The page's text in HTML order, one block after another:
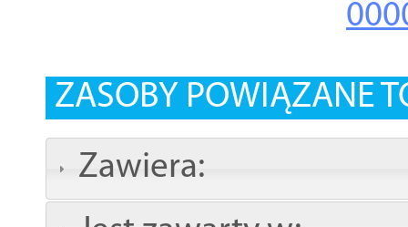
ZASOBY POWIĄZANE
Zawiera: